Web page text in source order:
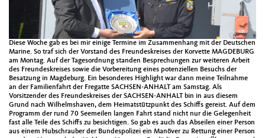
Diese Woche gab es bei mir einige Termine im Zusammenhang mit der Deutschen
Marine. So traf sich der Vorstand des Freundeskreises der Korvette MAGDEBURG
am Montag. Auf der Tagesordnung standen Besprechungen zur weiteren Arbeit
des Freundeskreises sowie die Vorbereitung eines potenziellen Besuchs der
Besatzung in Magdeburg. Ein besonderes Highlight war dann meine Teilnahme
an der Familienfahrt der Fregatte SACHSEN-ANHALT am Samstag. Als
Vorsitzender des Freundeskreises der SACHSEN-ANHALT bin in aus diesem
Grund nach Wilhelmshaven, dem Heimatstützpunkt des Schiffs gereist. Auf dem
Programm der rund 70 Seemeilen langen Fahrt stand nicht nur die Gelegenheit
fast alle Teile des Schiffs zu besichtigen. So gab es auch das Abseilen einer Person
aus einem Hubschrauber der Bundespolizei ein Manöver zu Rettung einer Person